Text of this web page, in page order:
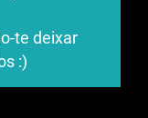
te deixar
:)